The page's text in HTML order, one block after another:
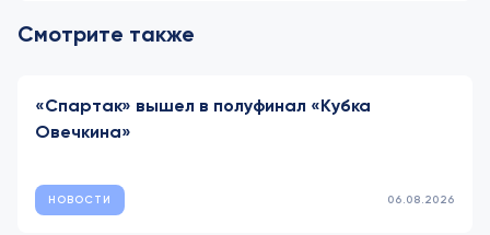
Смотрите также
«Спартак» вышел в полуфинал «Кубка
Овечкина»
НОВОСТИ 06.08.2026